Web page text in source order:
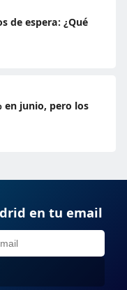
de espera: ¿Qué
en junio, pero los
en tu email